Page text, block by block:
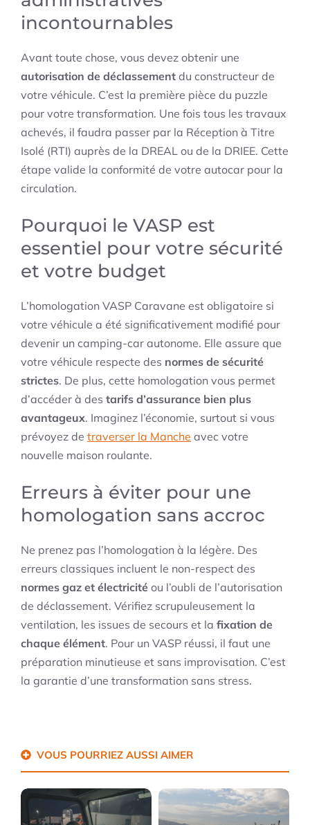
incontournables
Avant toute chose, vous devez obtenir une
autorisation de déclassement du constructeur de
votre véhicule. C’est la première pièce du puzzle
pour votre transformation. Une fois tous les travaux
achevés, il faudra passer par la Réception à Titre
Isolé (RTI) auprès de la DREAL ou de la DRIEE. Cette
étape valide la conformité de votre autocar pour la
circulation.
Pourquoi le VASP est
essentiel pour votre sécurité
et votre budget
L’homologation VASP Caravane est obligatoire si
votre véhicule a été significativement modifié pour
devenir un camping-car autonome. Elle assure que
votre véhicule respecte des normes de sécurité
strictes. De plus, cette homologation vous permet
d’accéder à des tarifs d’assurance bien plus
avantageux. Imaginez l’économie, surtout si vous
prévoyez de traverser la Manche avec votre
nouvelle maison roulante.
Erreurs à éviter pour une
homologation sans accroc
Ne prenez pas l’homologation à la légère. Des
erreurs classiques incluent le non-respect des
normes gaz et électricité ou l’oubli de l’autorisation
de déclassement. Vérifiez scrupuleusement la
ventilation, les issues de secours et la fixation de
chaque élément. Pour un VASP réussi, il faut une
préparation minutieuse et sans improvisation. C’est
la garantie d’une transformation sans stress.
VOUS POURRIEZ AUSSI AIMER